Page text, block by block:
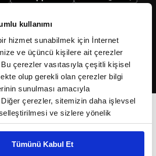
kullanımı
hizmet sunabilmek için İnternet
ve üçüncü kişilere ait çerezler
Bu çerezler vasıtasıyla çeşitli kişisel
olup gerekli olan çerezler bilgi
sunulması amacıyla
Diğer çerezler, sitemizin daha işlevsel
ve sizlere yönelik
faaliyetlerinin yapılması, amaçlarıyla
çerez paneli vasıtasıyla
Tümünü Kabul Et
hakları saklıdır.